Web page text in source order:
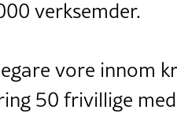
verksemder.
vore innom
50 frivillige